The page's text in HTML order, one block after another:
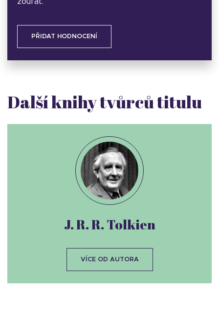
zoufat.
PŘIDAT HODNOCENÍ
Další knihy tvůrců titulu
J. R. R. Tolkien
VÍCE OD AUTORA